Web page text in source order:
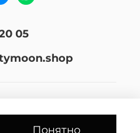
05
Понятно